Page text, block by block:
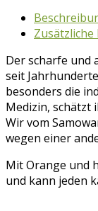
Der scharfe und
seit
besonders die
Medizin, schätzt
Wir vom
wegen einer
Mit Orange und
und kann jeden